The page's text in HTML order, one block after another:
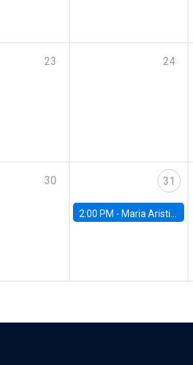
23 24
30 31
2:00 PM - Maria Aristizabal-Ramirez, FED Board